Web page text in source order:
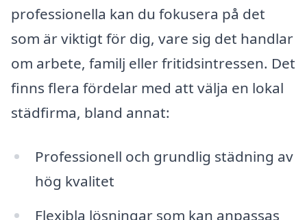
professionella kan du fokusera på det
som är viktigt för dig, vare sig det handlar
om arbete, familj eller fritidsintressen. Det
finns flera fördelar med att välja en lokal
städfirma, bland annat:
Professionell och grundlig städning av
hög kvalitet
Flexibla lösningar som kan anpassas